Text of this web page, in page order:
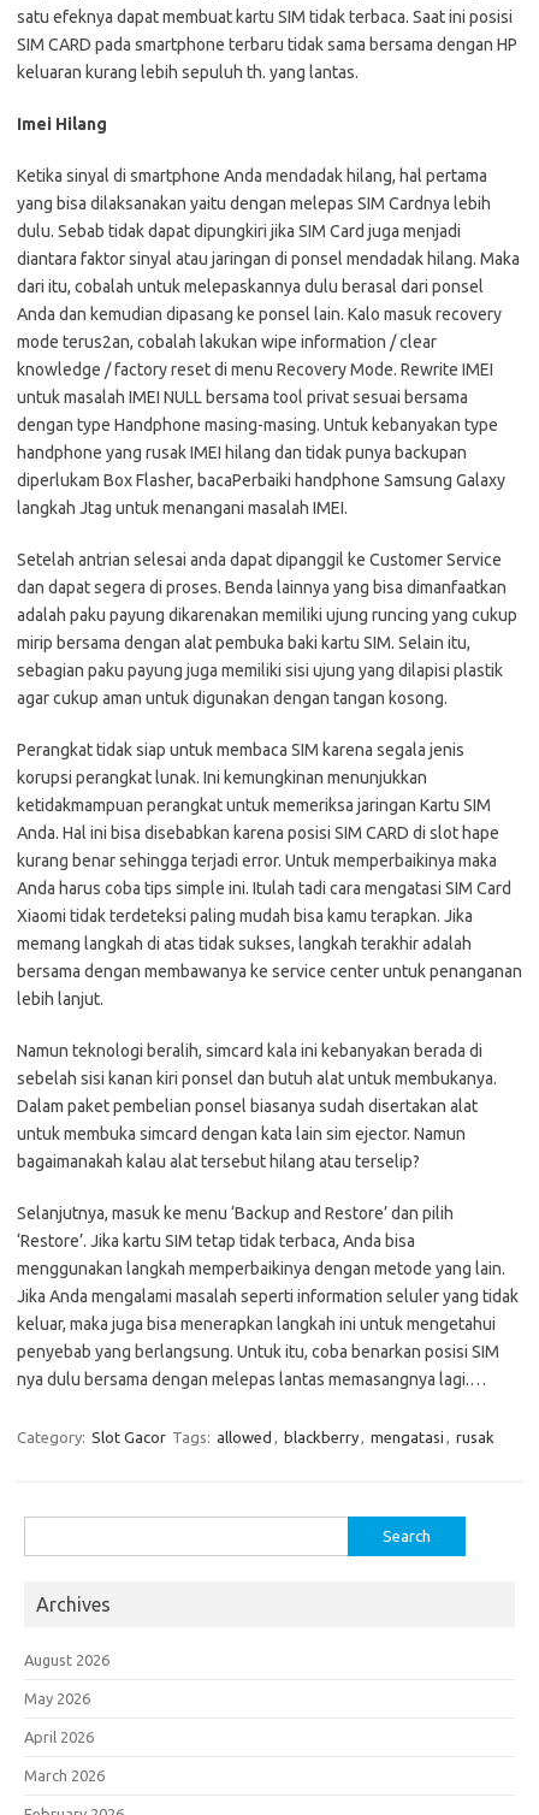
satu efeknya dapat membuat kartu SIM tidak terbaca. Saat ini posisi
SIM CARD pada smartphone terbaru tidak sama bersama dengan HP
keluaran kurang lebih sepuluh th. yang lantas.
Imei Hilang
Ketika sinyal di smartphone Anda mendadak hilang, hal pertama
yang bisa dilaksanakan yaitu dengan melepas SIM Cardnya lebih
dulu. Sebab tidak dapat dipungkiri jika SIM Card juga menjadi
diantara faktor sinyal atau jaringan di ponsel mendadak hilang. Maka
dari itu, cobalah untuk melepaskannya dulu berasal dari ponsel
Anda dan kemudian dipasang ke ponsel lain. Kalo masuk recovery
mode terus2an, cobalah lakukan wipe information / clear
knowledge / factory reset di menu Recovery Mode. Rewrite IMEI
untuk masalah IMEI NULL bersama tool privat sesuai bersama
dengan type Handphone masing-masing. Untuk kebanyakan type
handphone yang rusak IMEI hilang dan tidak punya backupan
diperlukam Box Flasher, bacaPerbaiki handphone Samsung Galaxy
langkah Jtag untuk menangani masalah IMEI.
Setelah antrian selesai anda dapat dipanggil ke Customer Service
dan dapat segera di proses. Benda lainnya yang bisa dimanfaatkan
adalah paku payung dikarenakan memiliki ujung runcing yang cukup
mirip bersama dengan alat pembuka baki kartu SIM. Selain itu,
sebagian paku payung juga memiliki sisi ujung yang dilapisi plastik
agar cukup aman untuk digunakan dengan tangan kosong.
Perangkat tidak siap untuk membaca SIM karena segala jenis
korupsi perangkat lunak. Ini kemungkinan menunjukkan
ketidakmampuan perangkat untuk memeriksa jaringan Kartu SIM
Anda. Hal ini bisa disebabkan karena posisi SIM CARD di slot hape
kurang benar sehingga terjadi error. Untuk memperbaikinya maka
Anda harus coba tips simple ini. Itulah tadi cara mengatasi SIM Card
Xiaomi tidak terdeteksi paling mudah bisa kamu terapkan. Jika
memang langkah di atas tidak sukses, langkah terakhir adalah
bersama dengan membawanya ke service center untuk penanganan
lebih lanjut.
Namun teknologi beralih, simcard kala ini kebanyakan berada di
sebelah sisi kanan kiri ponsel dan butuh alat untuk membukanya.
Dalam paket pembelian ponsel biasanya sudah disertakan alat
untuk membuka simcard dengan kata lain sim ejector. Namun
bagaimanakah kalau alat tersebut hilang atau terselip?
Selanjutnya, masuk ke menu ‘Backup and Restore’ dan pilih
‘Restore’. Jika kartu SIM tetap tidak terbaca, Anda bisa
menggunakan langkah memperbaikinya dengan metode yang lain.
Jika Anda mengalami masalah seperti information seluler yang tidak
keluar, maka juga bisa menerapkan langkah ini untuk mengetahui
penyebab yang berlangsung. Untuk itu, coba benarkan posisi SIM
nya dulu bersama dengan melepas lantas memasangnya lagi.…
Category: Slot Gacor Tags: allowed blackberry mengatasi rusak
for:
Archives
August 2026
May 2026
April 2026
March 2026